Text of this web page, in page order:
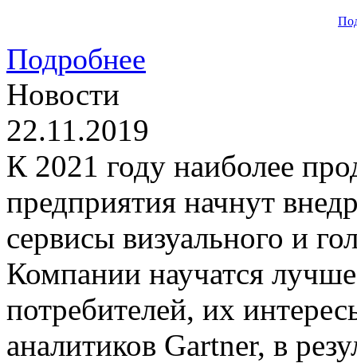
Подробнее
Новости
22.11.2019
К 2021 году наиболее
предприятия начнут
сервисы визуального и
Компании научатся
потребителей, их
аналитиков Gartner, в